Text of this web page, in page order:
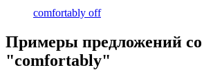
comfortably off
Примеры предложений со
"comfortably"